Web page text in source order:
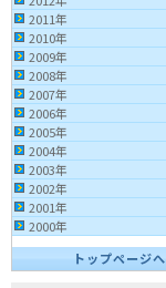
2011年
2010年
2009年
2008年
2007年
2006年
2005年
2004年
2003年
2002年
2001年
2000年
トップページへ